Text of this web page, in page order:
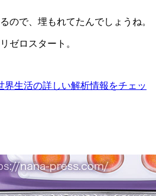
ので、埋もれてたんでしょうね。
ゼロスタート。
界生活の詳しい解析情報をチェッ